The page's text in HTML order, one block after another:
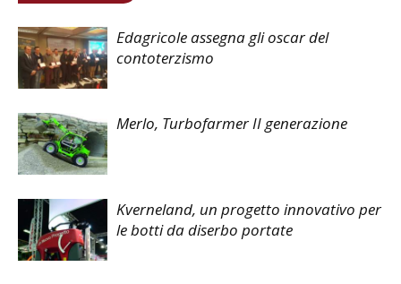
Edagricole assegna gli oscar del
contoterzismo
Merlo, Turbofarmer II generazione
Kverneland, un progetto innovativo per
le botti da diserbo portate